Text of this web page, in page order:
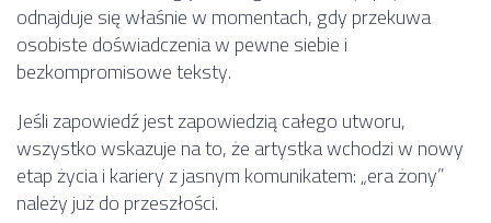
odnajduje się właśnie w momentach, gdy przekuwa
osobiste doświadczenia w pewne siebie i
bezkompromisowe teksty.
Jeśli zapowiedź jest zapowiedzią całego utworu,
wszystko wskazuje na to, że artystka wchodzi w nowy
etap życia i kariery z jasnym komunikatem: „era żony”
należy już do przeszłości.